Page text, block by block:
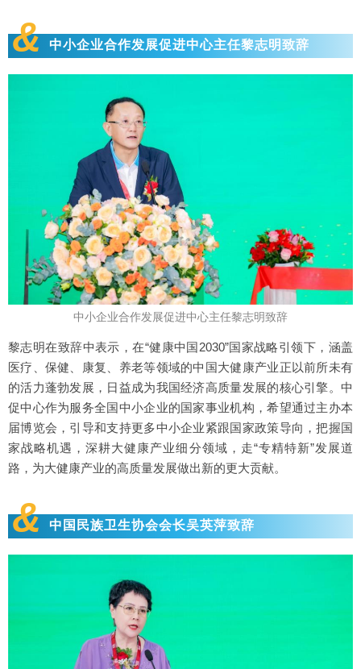
& 中小企业合作发展促进中心主任黎志明致辞
中小企业合作发展促进中心主任黎志明致辞
黎志明在致辞中表示，在“健康中国2030”国家战略引领下，涵盖
医疗、保健、康复、养老等领域的中国大健康产业正以前所未有
的活力蓬勃发展，日益成为我国经济高质量发展的核心引擎。中
促中心作为服务全国中小企业的国家事业机构，希望通过主办本
届博览会，引导和支持更多中小企业紧跟国家政策导向，把握国
家战略机遇，深耕大健康产业细分领域，走“专精特新”发展道
路，为大健康产业的高质量发展做出新的更大贡献。
& 中国民族卫生协会会长吴英萍致辞